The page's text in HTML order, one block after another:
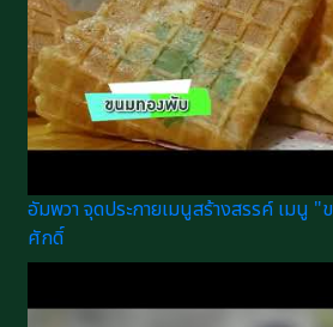
อัมพวา จุดประกายเมนูสร้างสรรค์ เมนู
ศักดิ์